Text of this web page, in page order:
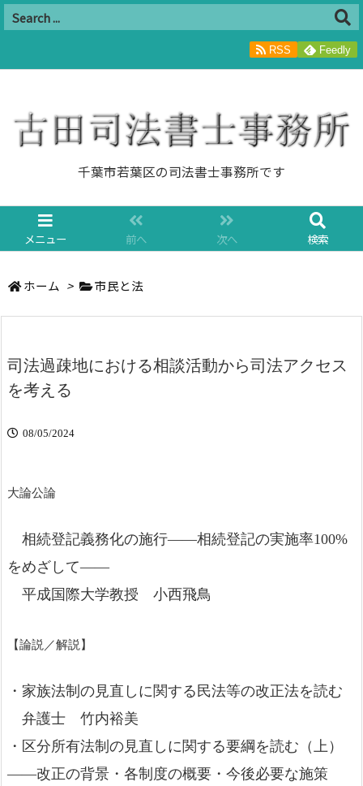
千葉市若葉区の司法書士事務所です
メニュー 前へ 次へ 検索
RSS Feedly
ホーム > 市民と法
司法過疎地における相談活動から司法アクセス
を考える
08/05/2024
大論公論
相続登記義務化の施行――相続登記の実施率100%
をめざして――
平成国際大学教授 小西飛鳥
【論説／解説】
・家族法制の見直しに関する民法等の改正法を読む
弁護士 竹内裕美
・区分所有法制の見直しに関する要綱を読む（上）
――改正の背景・各制度の概要・今後必要な施策